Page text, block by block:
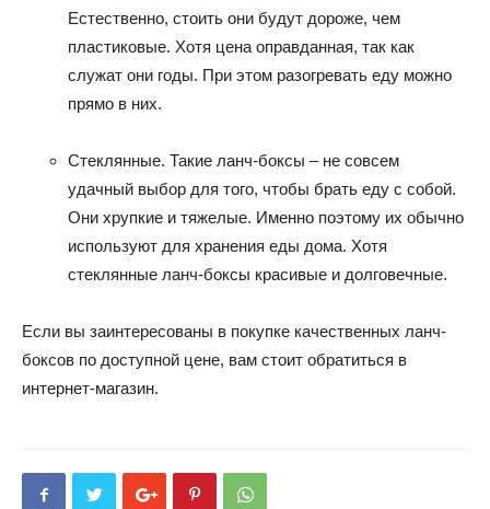
Естественно, стоить они будут дороже, чем
пластиковые. Хотя цена оправданная, так как
служат они годы. При этом разогревать еду можно
прямо в них.
Стеклянные. Такие ланч-боксы – не совсем
удачный выбор для того, чтобы брать еду с собой.
Они хрупкие и тяжелые. Именно поэтому их обычно
используют для хранения еды дома. Хотя
стеклянные ланч-боксы красивые и долговечные.
Если вы заинтересованы в покупке качественных ланч-
боксов по доступной цене, вам стоит обратиться в
интернет-магазин.